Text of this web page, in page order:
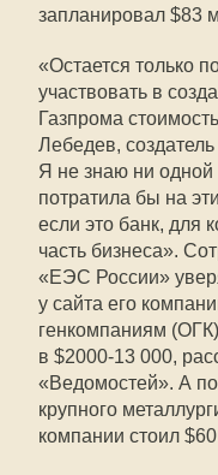
запланировал $83
«Остается только
участвовать в
Газпрома
Лебедев,
Я не знаю ни одной
потратила бы на
если это банк, для
часть бизнеса».
«ЕЭС России»
у сайта его
генкомпаниям
в $2000-13 000,
«Ведомостей». А
крупного
компании стоил